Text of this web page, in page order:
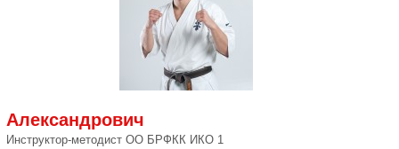
Александрович
Инструктор-методист ОО БРФКК ИКО 1